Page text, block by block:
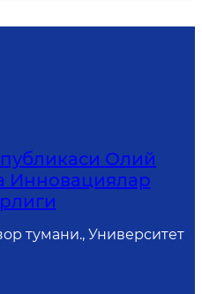
Олий
Инновациялар
тумани., Университет